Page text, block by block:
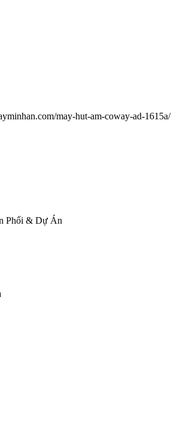
may-hut-am-coway-ad-1615a/
Phối & Dự Án